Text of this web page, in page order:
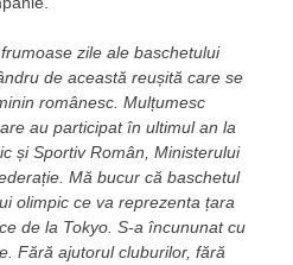
zile ale baschetului
de această reușită care se
românesc. Mulțumesc
au participat în ultimul an la
și Sportiv Român, Ministerului
Mă bucur că baschetul
olimpic ce va reprezenta țara
de la Tokyo. S-a încununat cu
Fără ajutorul cluburilor, fără